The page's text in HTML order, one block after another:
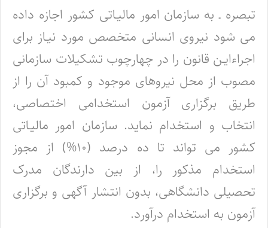
تبصره ـ به سازمان امور مالیـاتی کشور اجازه داده
می شود نیروی انسانی متخصص مورد نیـاز برای
اجراءایـن قانون را در چهارچوب تشکیلات سازمانی
مصوب از محل نیروهای موجود و کمبود آن را از
طریق برگزاری آزمون استخدامی اختصاصی،
انتخاب و استخدام نماید. سازمان امور مالیـاتی
کشور می تواند تا ده درصد (۱۰%) از مجوز
استخدام مذکور را، از بین دارندگان مدرک
تحصیلی دانشگاهی، بدون انتشار آگهی و برگزاری
آزمون به استخدام درآورد.